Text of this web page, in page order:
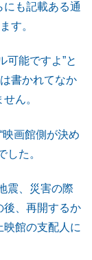
も記載ある通
す。
可能ですよ”と
書かれてなか
ん。
画館側が決め
した。
震、災害の際
後、再開するか
館の支配人に